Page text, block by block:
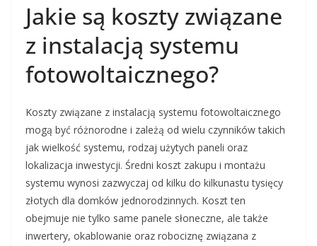
Jakie są koszty związane
z instalacją systemu
fotowoltaicznego?
Koszty związane z instalacją systemu fotowoltaicznego
mogą być różnorodne i zależą od wielu czynników takich
jak wielkość systemu, rodzaj użytych paneli oraz
lokalizacja inwestycji. Średni koszt zakupu i montażu
systemu wynosi zazwyczaj od kilku do kilkunastu tysięcy
złotych dla domków jednorodzinnych. Koszt ten
obejmuje nie tylko same panele słoneczne, ale także
inwertery, okablowanie oraz robociznę związana z